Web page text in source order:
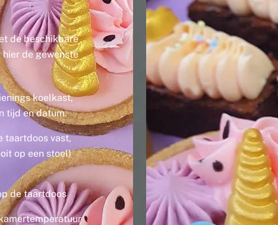
de beschikbare
de gewenste
koelkast,
tijd en datum.
taartdoos vast,
op een stoel)
de taartdoos